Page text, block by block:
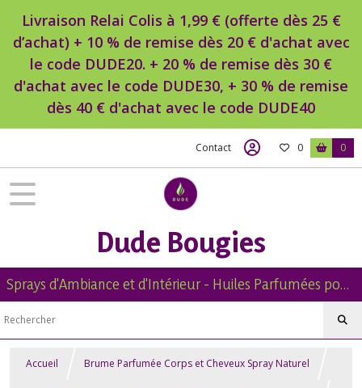
Livraison Relai Colis à 1,99 € (offerte dès 25 €
d’achat) + 10 % de remise dès 20 € d'achat avec
le code DUDE20. + 20 % de remise dès 30 €
d'achat avec le code DUDE30, + 30 % de remise
dès 40 € d'achat avec le code DUDE40
Contact 0 0
Dude Bougies
Sprays d'Ambiance et d'Intérieur - Huiles Parfumées pour Diffuseur -Diffuseur Voiture - Bougies Naturelles Parfumées - Brumes de Linge -
Accueil Brume Parfumée Corps et Cheveux Spray Naturel